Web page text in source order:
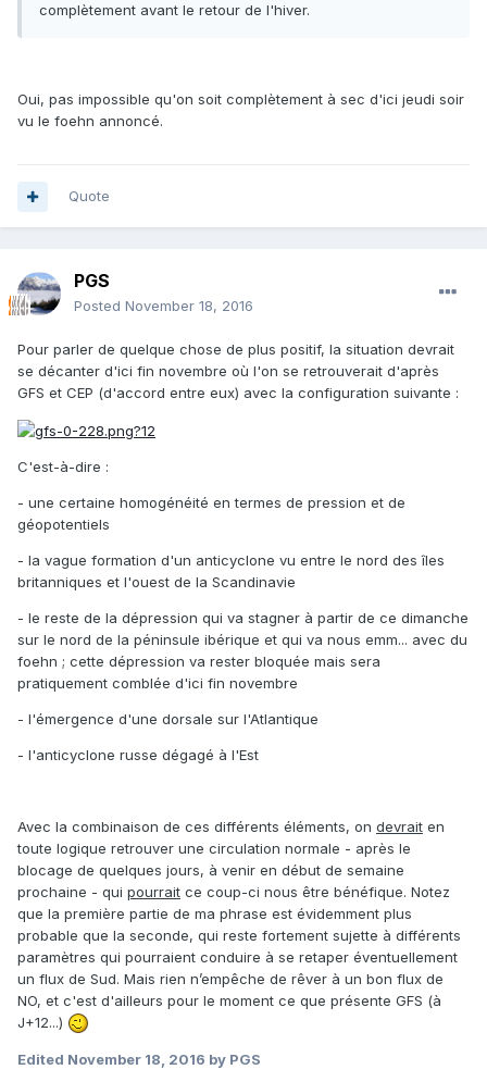
complètement avant le retour de l'hiver.
Oui, pas impossible qu'on soit complètement à sec d'ici jeudi soir
vu le foehn annoncé.
Quote
PGS
Posted November 18, 2016
Pour parler de quelque chose de plus positif, la situation devrait
se décanter d'ici fin novembre où l'on se retrouverait d'après
GFS et CEP (d'accord entre eux) avec la configuration suivante :
C'est-à-dire :
- une certaine homogénéité en termes de pression et de
géopotentiels
- la vague formation d'un anticyclone vu entre le nord des îles
britanniques et l'ouest de la Scandinavie
- le reste de la dépression qui va stagner à partir de ce dimanche
sur le nord de la péninsule ibérique et qui va nous emm... avec du
foehn ; cette dépression va rester bloquée mais sera
pratiquement comblée d'ici fin novembre
- l'émergence d'une dorsale sur l'Atlantique
- l'anticyclone russe dégagé à l'Est
Avec la combinaison de ces différents éléments, on devrait en
toute logique retrouver une circulation normale - après le
blocage de quelques jours, à venir en début de semaine
prochaine - qui pourrait ce coup-ci nous être bénéfique. Notez
que la première partie de ma phrase est évidemment plus
probable que la seconde, qui reste fortement sujette à différents
paramètres qui pourraient conduire à se retaper éventuellement
un flux de Sud. Mais rien n’empêche de rêver à un bon flux de
NO, et c'est d'ailleurs pour le moment ce que présente GFS (à
J+12...)
Edited November 18, 2016 by PGS